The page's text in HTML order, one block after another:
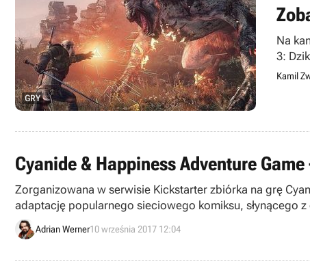
GRY
Na
3:
Kamil
Cyanide & Happiness Adventure
Zorganizowana w serwisie Kickstarter zbiórka na grę
adaptację popularnego sieciowego komiksu, słynącego
Adrian Werner10 września 2017 12:04